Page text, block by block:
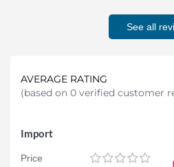
See all
AVERAGE RATING
(based on 0 verified customer
Import
Price